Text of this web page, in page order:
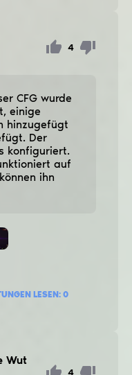
4
CFG wurde
einige
hinzugefügt
Der
konfiguriert.
auf
ihn
LESEN: 0
Wut